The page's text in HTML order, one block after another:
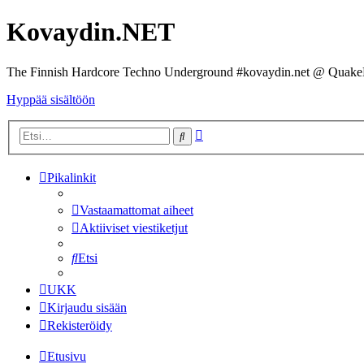
Kovaydin.NET
The Finnish Hardcore Techno Underground #kovaydin.net @
Hyppää sisältöön
Etsi
Pikalinkit
Vastaamattomat aiheet
Aktiiviset viestiketjut
Etsi
UKK
Kirjaudu sisään
Rekisteröidy
Etusivu